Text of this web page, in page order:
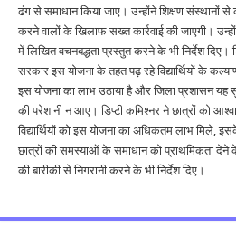
ढंग से समाधान किया जाए। उन्होंने शिक्षण संस्थानों से
करने वालों के खिलाफ सख्त कार्रवाई की जाएगी।
में लिखित वचनबद्धता प्रस्तुत करने के भी निर्देश दिए।
सरकार इस योजना के तहत पढ़ रहे विद्यार्थियों के
इस योजना का लाभ उठाया है और जिला प्रशासन यह
की परेशानी न आए। डिप्टी कमिश्नर ने छात्रों को
विद्यार्थियों को इस योजना का अधिकतम लाभ मिले,
छात्रों की समस्याओं के समाधान को प्राथमिकता देने के
की बारीकी से निगरानी करने के भी निर्देश दिए।